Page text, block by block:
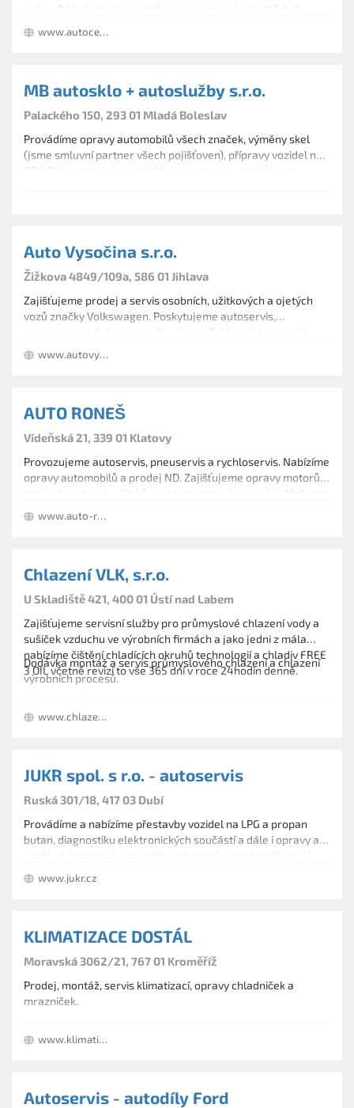
práce. Dále čistění interiérů, prodej náhradních dílů A-Z,
půjčovna vozidel, prodej ojetých automobilů. Financování u
Sautofinance.
www.autocentrum-mlm.cz
MB autosklo + autoslužby s.r.o.
Palackého 150, 293 01 Mladá Boleslav
Provádíme opravy automobilů všech značek, výměny skel
(jsme smluvní partner všech pojišťoven), přípravy vozidel na
STK. Dále poskytujeme služby pneuservisu, zajišťujeme
Auto Vysočina s.r.o.
Žižkova 4849/109a, 586 01 Jihlava
Zajišťujeme prodej a servis osobních, užitkových a ojetých
vozů značky Volkswagen. Poskytujeme autoservis,
údržbu a opravy klimatizací, půjčovnu vozidel, mytí aut,
vyměňujeme poškozená skla a prodáváme příslušenství.
www.autovysocina.cz
AUTO RONEŠ
Vídeňská 21, 339 01 Klatovy
Provozujeme autoservis, pneuservis a rychloservis. Nabízíme
opravy automobilů a prodej ND. Zajišťujeme opravy motorů,
brzd, převodovek, výfuků, elektroinstalací, karosérií. Možnost
lakování. Opravy a servis klimatizací. Specializujeme se
zejména na značky Seat, Škoda, Audi a VW.
www.auto-rones.cz
Chlazení VLK, s.r.o.
U Skladiště 421, 400 01 Ústí nad Labem
Zajišťujeme servisní služby pro průmyslové chlazení vody a
sušiček vzduchu ve výrobních firmách a jako jedni z mála
nabízíme čištění chladících okruhů technologií a chladiv FREE
3 OIL včetně revizí to vše 365 dní v roce 24hodin denně.
Dodávka montáž a servis průmyslového chlazení a chlazení
výrobních procesů.
i firmy.
www.chlazenivlk.cz
JUKR spol. s r.o. - autoservis
Ruská 301/18, 417 03 Dubí
Provádíme a nabízíme přestavby vozidel na LPG a propan
butan, diagnostiku elektronických součástí a dále i opravy a
údržby klimatizací a montáže zabezpečovacích zařízení. V
našem autoservisu měříme emise, seřizujeme geometrii kol,
opravujeme brzdové soustavy. Přezouváme a vyvažujeme
motorů. Provádíme autoklempířské a autolakýrnické práce.
www.jukr.cz
KLIMATIZACE DOSTÁL
Moravská 3062/21, 767 01 Kroměříž
Prodej, montáž, servis klimatizací, opravy chladniček a
mrazniček.
www.klimatizace-dostal.cz
Autoservis - autodíly Ford